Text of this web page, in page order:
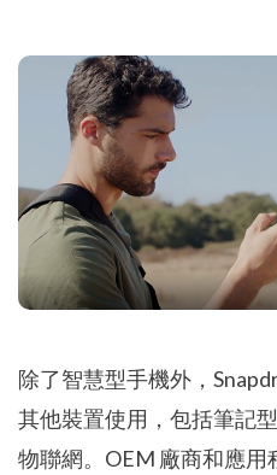
除了智慧型手機外，
其他裝置使用，包括筆記
物聯網。OEM 廠商和應用